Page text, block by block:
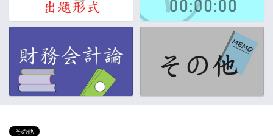
その他